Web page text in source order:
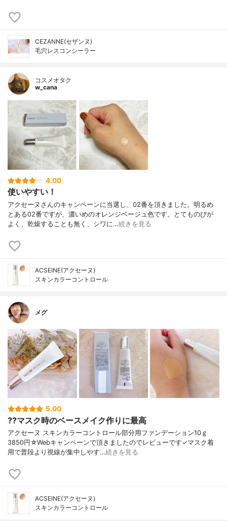
CEZANNE(セザンヌ)
毛穴レスコンシーラー
コスメオタク
w_cana
4.00
使いやすい！
アクセーヌさんのキャンペーンに当選し、02番を頂きました。明るめ
とある02番ですが、濃いめのオレンジベージュ色です。とてものびが
よく、乾燥することも無く、シワに…続きを見る
ACSEINE(アクセーヌ)
スキンカラーコントロール
メグ
5.00
??マスク時のベースメイク作りに最高
アクセーヌ スキンカラーコントロール部分用ファンデーション10ｇ
3850円☆Webキャンペーンで頂きましたのでレビューです✓マスク着
用で普段より視線が集中しやす…続きを見る
ACSEINE(アクセーヌ)
スキンカラーコントロール